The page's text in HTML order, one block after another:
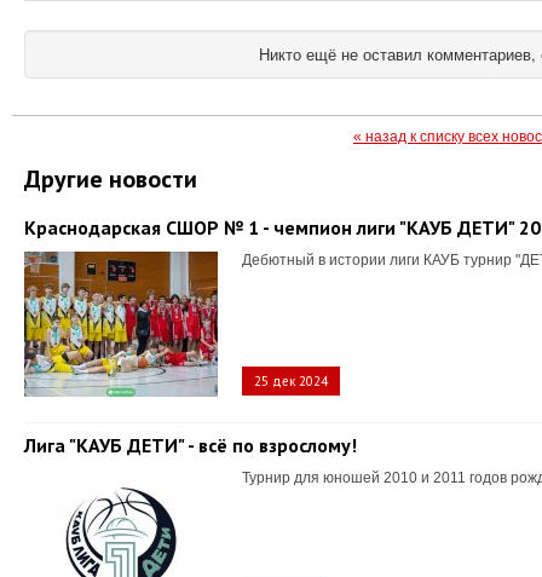
Никто ещё не оставил комментариев,
« назад к списку всех
Другие новости
Краснодарская СШОР № 1 - чемпион лиги "КАУБ ДЕТИ"
Дебютный в истории лиги КАУБ турнир
25 дек 2024
Лига "КАУБ ДЕТИ" - всё по взрослому!
Турнир для юношей 2010 и 2011 годов